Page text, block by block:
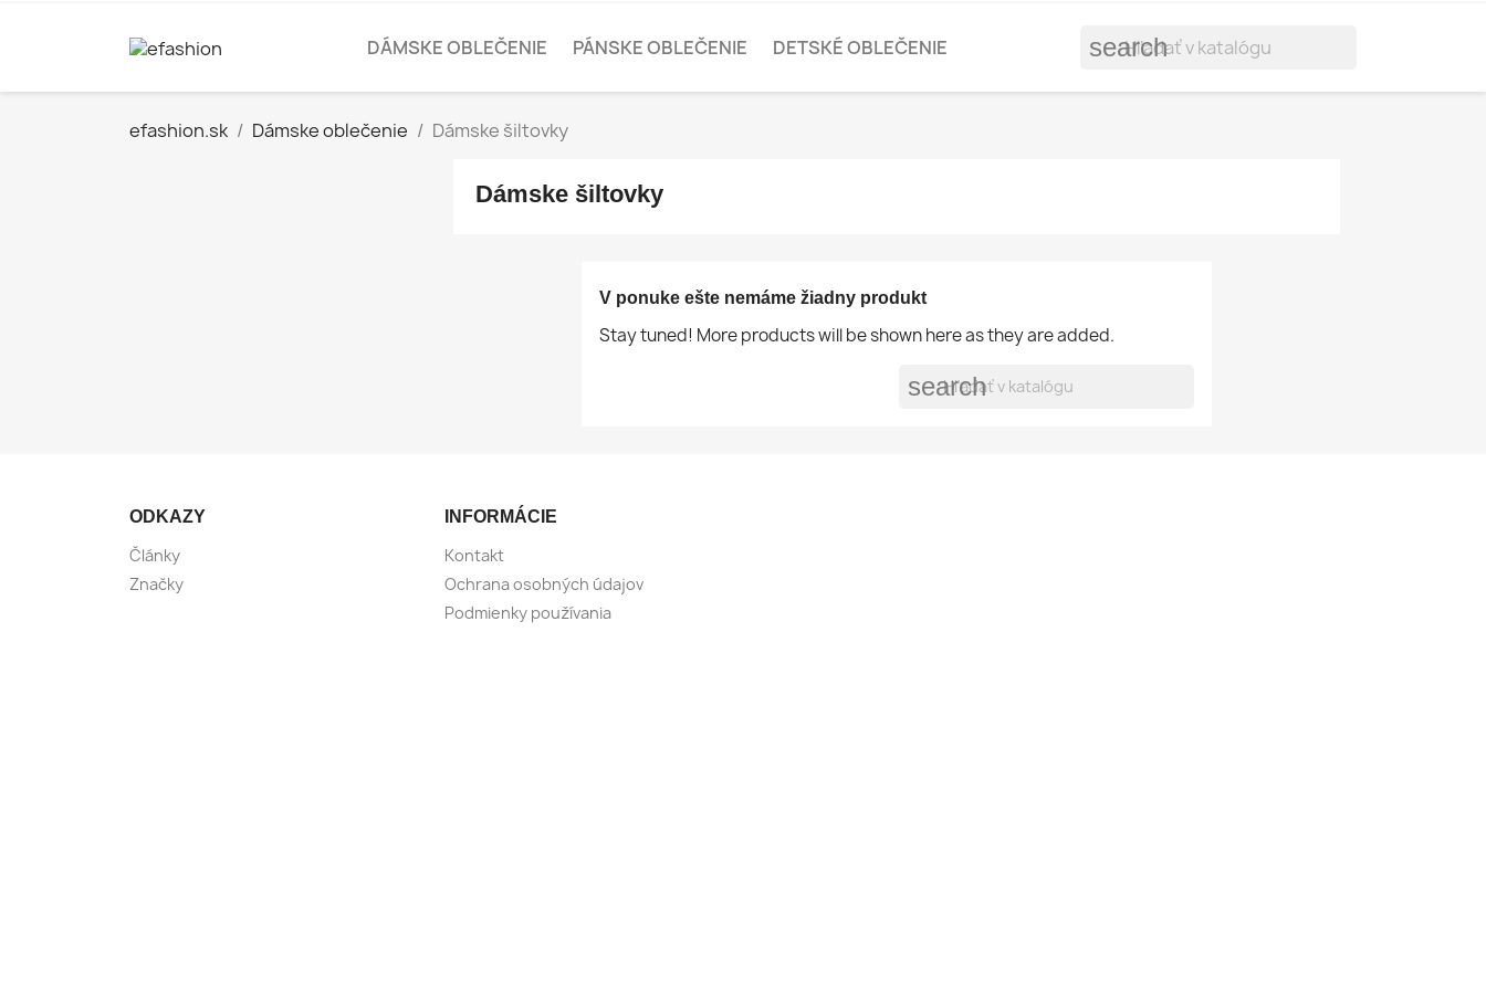
DÁMSKE OBLEČENIE PÁNSKE OBLEČENIE DETSKÉ OBLEČENIE search
efashion.sk Dámske oblečenie Dámske šiltovky
Dámske šiltovky
V ponuke ešte nemáme žiadny produkt
Stay tuned! More products will be shown here as they are added.
search
ODKAZY
Články
Značky
INFORMÁCIE
Kontakt
Ochrana osobných údajov
Podmienky používania